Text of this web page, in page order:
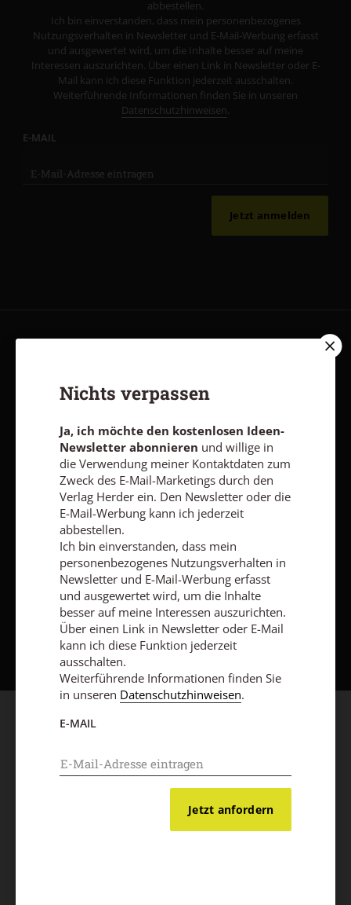
abbestellen.
Ich bin einverstanden, dass mein personenbezogenes
Nutzungsverhalten in Newsletter und E-Mail-Werbung erfasst
und ausgewertet wird, um die Inhalte besser auf meine
Interessen auszurichten. Über einen Link in Newsletter oder E-
Mail kann ich diese Funktion jederzeit ausschalten.
Weiterführende Informationen finden Sie in unseren
Datenschutzhinweisen.
E-MAIL
Jetzt anmelden
Vertrag widerrufen Abo online kündigen
Nach oben
Nichts verpassen
Ja, ich möchte den kostenlosen Ideen-
Newsletter abonnieren und willige in
die Verwendung meiner Kontaktdaten zum
Zweck des E-Mail-Marketings durch den
Verlag Herder ein. Den Newsletter oder die
E-Mail-Werbung kann ich jederzeit
abbestellen.
Ich bin einverstanden, dass mein
personenbezogenes Nutzungsverhalten in
Newsletter und E-Mail-Werbung erfasst
und ausgewertet wird, um die Inhalte
besser auf meine Interessen auszurichten.
Über einen Link in Newsletter oder E-Mail
kann ich diese Funktion jederzeit
ausschalten.
Weiterführende Informationen finden Sie
in unseren Datenschutzhinweisen.
E-MAIL
Jetzt anfordern